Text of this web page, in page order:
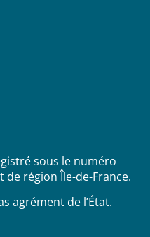
sous le numéro
de région Île-de-France.
agrément de l’État.